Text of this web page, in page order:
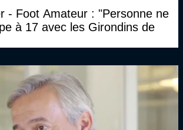
- Foot Amateur : "Personne ne
à 17 avec les Girondins de